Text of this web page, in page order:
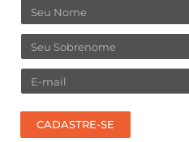
Nome
Sobrenome
Email
CADASTRE-SE